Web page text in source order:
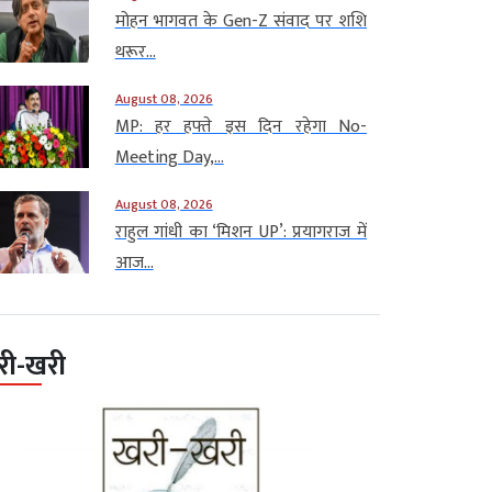
मोहन भागवत के Gen-Z संवाद पर शशि
थरूर...
August 08, 2026
MP: हर हफ्ते इस दिन रहेगा No-
Meeting Day,...
August 08, 2026
राहुल गांधी का ‘मिशन UP’: प्रयागराज में
आज...
खरी